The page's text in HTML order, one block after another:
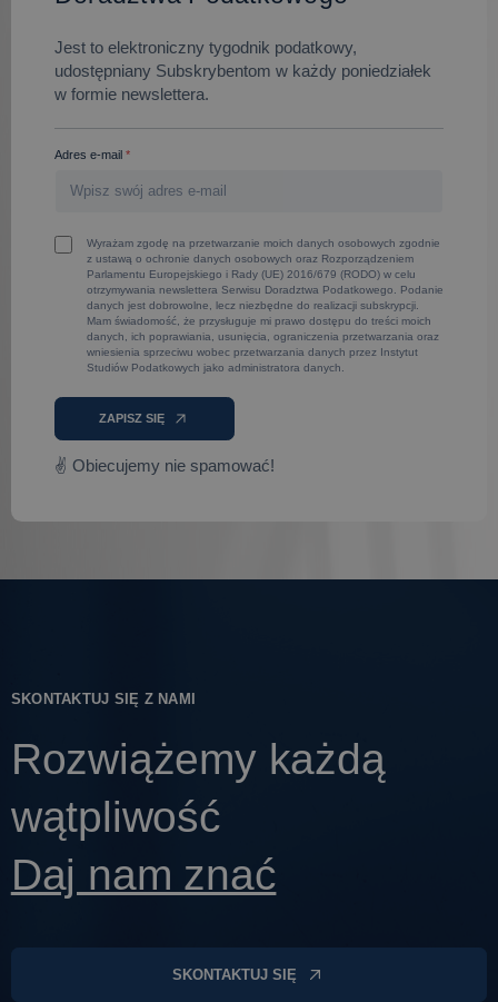
Jest to elektroniczny tygodnik podatkowy,
udostępniany Subskrybentom w każdy poniedziałek
w formie newslettera.
Adres e-mail *
Wyrażam zgodę na przetwarzanie moich danych osobowych zgodnie
z ustawą o ochronie danych osobowych oraz Rozporządzeniem
Parlamentu Europejskiego i Rady (UE) 2016/679 (RODO) w celu
otrzymywania newslettera Serwisu Doradztwa Podatkowego. Podanie
danych jest dobrowolne, lecz niezbędne do realizacji subskrypcji.
Mam świadomość, że przysługuje mi prawo dostępu do treści moich
danych, ich poprawiania, usunięcia, ograniczenia przetwarzania oraz
wniesienia sprzeciwu wobec przetwarzania danych przez Instytut
Studiów Podatkowych jako administratora danych.
ZAPISZ SIĘ
✌ Obiecujemy nie spamować!
SKONTAKTUJ SIĘ Z NAMI
Rozwiążemy każdą
wątpliwość
Daj nam znać
SKONTAKTUJ SIĘ